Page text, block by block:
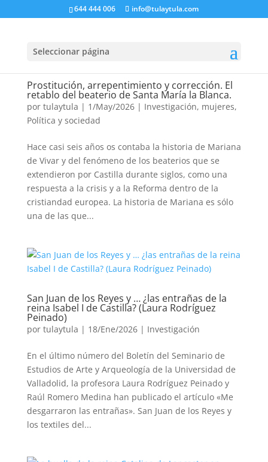
644 444 006 info@tulaytula.com
Seleccionar página
Prostitución, arrepentimiento y corrección. El
retablo del beaterio de Santa María la Blanca.
por tulaytula | 1/May/2026| Investigación, mujeres,
Política y sociedad
Hace casi seis años os contaba la historia de Mariana
de Vivar y del fenómeno de los beaterios que se
extendieron por Castilla durante siglos, como una
respuesta a la crisis y a la Reforma dentro de la
cristiandad europea. La historia de Mariana es sólo
una de las que...
San Juan de los Reyes y … ¿las entrañas de la
reina Isabel I de Castilla? (Laura Rodríguez
Peinado)
por tulaytula | 18/Ene/2026| Investigación
En el último número del Boletín del Seminario de
Estudios de Arte y Arqueología de la Universidad de
Valladolid, la profesora Laura Rodríguez Peinado y
Raúl Romero Medina han publicado el artículo «Me
desgarraron las entrañas». San Juan de los Reyes y
los textiles del...